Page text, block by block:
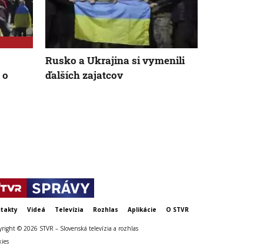
Rusko a Ukrajina si vymenili
ďalších zajatcov
Videá Televízia Rozhlas Aplikácie O STVR
© 2026 STVR – Slovenská televízia a rozhlas